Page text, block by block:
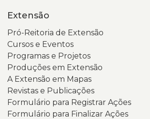
Extensão
Pró-Reitoria de Extensão
Cursos e Eventos
Programas e Projetos
Produções em Extensão
A Extensão em Mapas
Revistas e Publicações
Formulário para Registrar Ações
Formulário para Finalizar Ações